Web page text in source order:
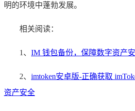
明的环境中蓬勃发展。
相关阅读：
1、 IM 钱包备份，保障数字资产
2、 imtoken安卓版-正确获取
资产安全